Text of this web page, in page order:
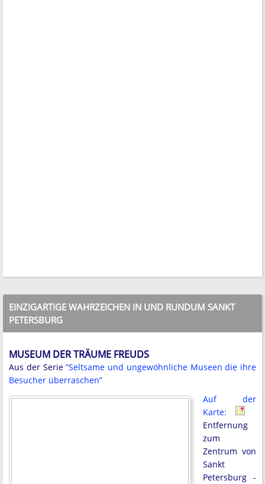
EINZIGARTIGE WAHRZEICHEN IN UND RUNDUM SANKT
PETERSBURG
MUSEUM DER TRÄUME FREUDS
Aus der Serie“Seltsame und ungewöhnliche Museen die ihre
Besucher überraschen”
Auf der
Karte:
Entfernung
zum
Zentrum von
Sankt
Petersburg -